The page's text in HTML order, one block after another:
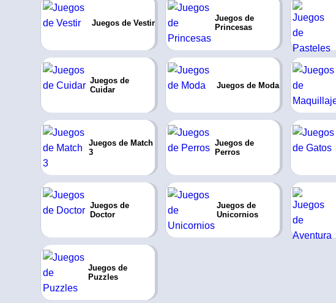
Juegos de Vestir
Juegos de
Princesas
Juegos de
Cuidar
Juegos de Moda
Juegos de Match
3
Juegos de
Perros
Juegos de
Doctor
Juegos de
Unicornios
Juegos de
Puzzles